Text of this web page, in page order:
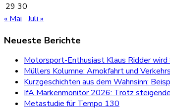
29 30
« Mai Juli »
Neueste Berichte
Motorsport-Enthusiast Klaus Ridder wird
Müllers Kolumne: Amokfahrt und
Kurzgeschichten aus dem Wahnsinn:
IfA Markenmonitor 2026: Trotz
Metastudie für Tempo 130